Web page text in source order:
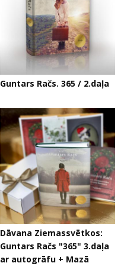
Guntars Račs. 365 / 2.daļa
Dāvana Ziemassvētkos:
Guntars Račs "365" 3.daļa
ar autogrāfu + Mazā